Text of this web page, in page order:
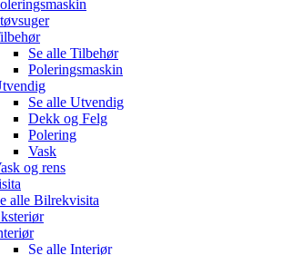
Se alle Tilbehør
Poleringsmaskin
Se alle Utvendig
Dekk og Felg
Polering
Vask
og rens
alle Bilrekvisita
Se alle Interiør